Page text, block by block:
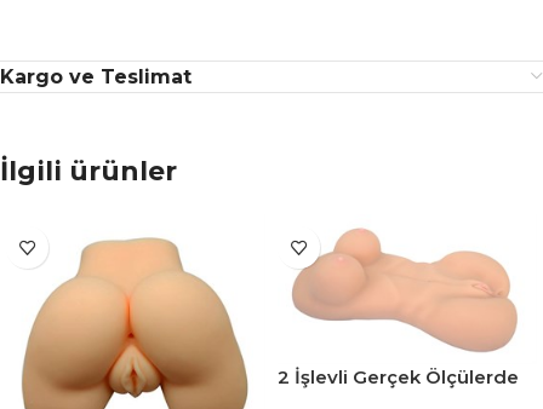
Kargo ve Teslimat
İlgili ürünler
2 İşlevli Gerçek Ölçülerde